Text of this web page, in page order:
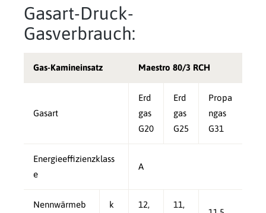
Gasart-Druck-
Gasverbrauch:
Gas-Kamineinsatz Maestro 80/3 RCH
Gasart
Erd
gas
G20
Erd
gas
G25
Propa
ngas
G31
Energieeffizienzklass
e
A
Nennwärmeb k 12, 11,